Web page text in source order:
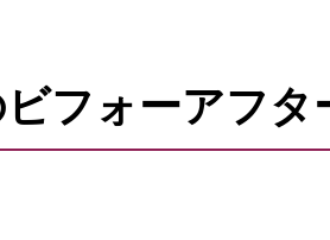
フォーアフタ